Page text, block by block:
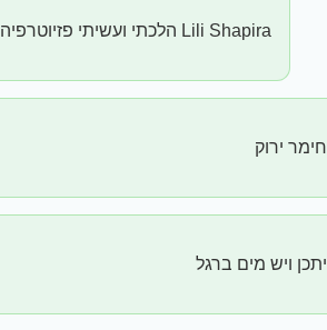
Lili Shapira הלכתי ועשיתי פזיוטרפיה 3 חודשים וגם אטופן לקחתי ולא עוזר
חימר ירוק
יתכן ויש מים ברגל